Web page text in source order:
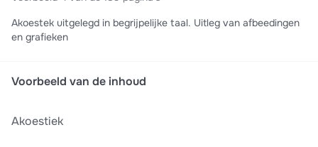
Akoestek uitgelegd in begrijpelijke taal. Uitleg van afbeedingen
en grafieken
Voorbeeld van de inhoud
Akoestiek